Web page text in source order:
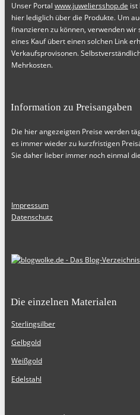
Unser Portal www.juweliersshop.de ist
hier lediglich über die Produkte. Um
finanzieren zu können, verwenden wir
eines Kauf übert einen solchen Link
Verkaufsprovisonen.
Mehrkosten.
Information zu Preisangaben
Die hier angezeigten Preise werden
es immer wieder zu kurzfristigen
Sie daher lieber immer noch einmal
Impressum
Datenschutz
Die einzelnen Materialen
Sterlingsilber
Gelbgold
Weißgold
Edelstahl